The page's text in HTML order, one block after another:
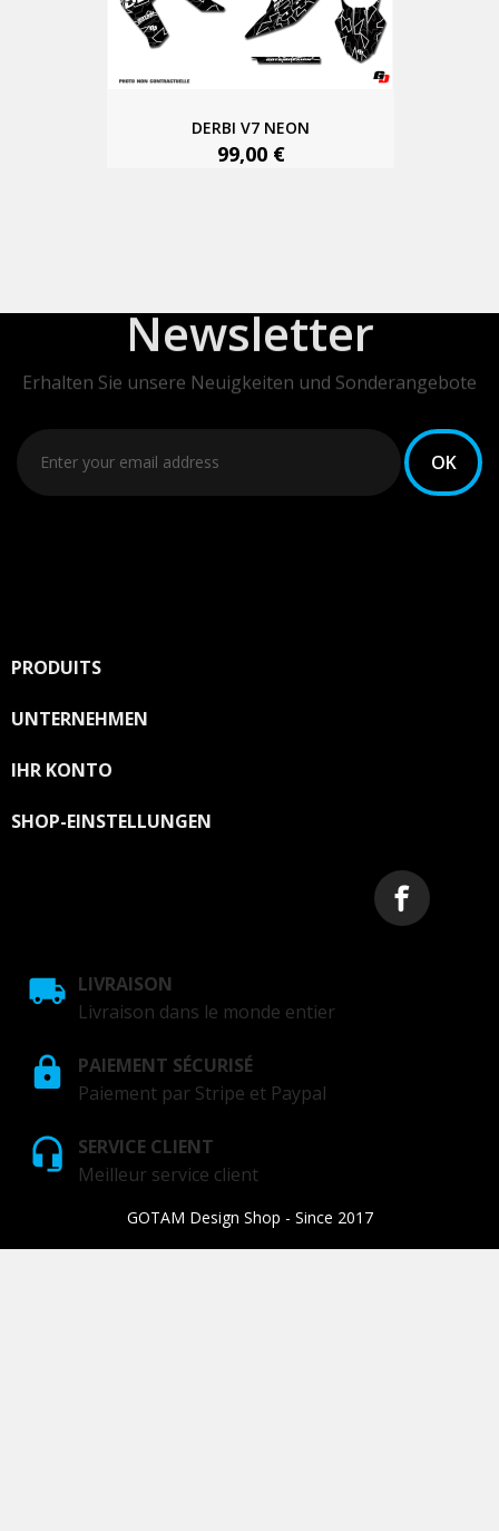
DERBI V7 NEON
99,00 €
Newsletter
Erhalten Sie unsere Neuigkeiten und Sonderangebote
PRODUITS
UNTERNEHMEN
IHR KONTO
SHOP-EINSTELLUNGEN
LIVRAISON
Livraison dans le monde entier
PAIEMENT SÉCURISÉ
Paiement par Stripe et Paypal
SERVICE CLIENT
Meilleur service client
GOTAM Design Shop - Since 2017